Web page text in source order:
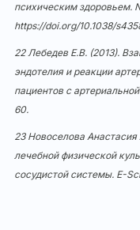
психическим здоровьем.
https://doi.org/10.1038/
22 Лебедев Е.В. (2013).
эндотелия и реакции
пациентов с
60.
23 Новоселова
лечебной физической
сосудистой системы. E-